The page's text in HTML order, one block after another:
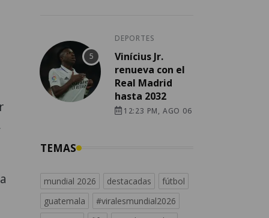
DEPORTES
Vinícius Jr.
renueva con el
Real Madrid
hasta 2032
12:23 PM, AGO 06
TEMAS
mundial 2026 destacadas
fútbol
guatemala
#viralesmundial2026